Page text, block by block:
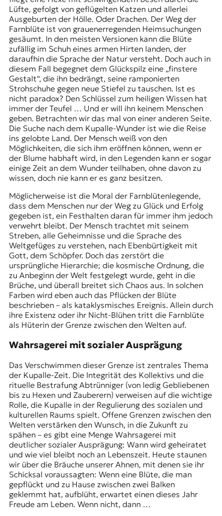
Lüfte, gefolgt von geflügelten Katzen und allerlei
Ausgeburten der Hölle. Oder Drachen. Der Weg der
Farnblüte ist von grauenerregenden Heimsuchungen
gesäumt. In den meisten Versionen kann die Blüte
zufällig im Schuh eines armen Hirten landen, der
daraufhin die Sprache der Natur versteht. Doch auch in
diesem Fall begegnet dem Glückspilz eine „finstere
Gestalt“, die ihn bedrängt, seine ramponierten
Strohschuhe gegen neue Stiefel zu tauschen. Ist es
nicht paradox? Den Schlüssel zum heiligen Wissen hat
immer der Teufel … Und er will ihn keinem Menschen
geben. Betrachten wir das mal von einer anderen Seite.
Die Suche nach dem Kupalle-Wunder ist wie die Reise
ins gelobte Land. Der Mensch weiß von den
Möglichkeiten, die sich ihm eröffnen können, wenn er
der Blume habhaft wird, in den Legenden kann er sogar
einige Zeit an dem Wunder teilhaben, ohne davon zu
wissen, doch nie kann er es ganz besitzen.
Möglicherweise ist die Moral der Farnblütenlegende,
dass dem Menschen nur der Weg zu Glück und Erfolg
gegeben ist, ein Festhalten daran für immer ihm jedoch
verwehrt bleibt. Der Mensch trachtet mit seinem
Streben, alle Geheimnisse und die Sprache des
Weltgefüges zu verstehen, nach Ebenbürtigkeit mit
Gott, dem Schöpfer. Doch das zerstört die
ursprüngliche Hierarchie; die kosmische Ordnung, die
zu Anbeginn der Welt festgelegt wurde, geht in die
Brüche, und überall breitet sich Chaos aus. In solchen
Farben wird eben auch das Pflücken der Blüte
beschrieben – als kataklysmisches Ereignis. Allein durch
ihre Existenz oder ihr Nicht-Blühen tritt die Farnblüte
als Hüterin der Grenze zwischen den Welten auf.
Wahrsagerei mit sozialer Ausprägung
Das Verschwimmen dieser Grenze ist zentrales Thema
der Kupalle-Zeit. Die Integrität des Kollektivs und die
rituelle Bestrafung Abtrünniger (von ledig Gebliebenen
bis zu Hexen und Zauberern) verweisen auf die wichtige
Rolle, die Kupalle in der Regulierung des sozialen und
kulturellen Raums spielt. Offene Grenzen zwischen den
Welten verstärken den Wunsch, in die Zukunft zu
spähen – es gibt eine Menge Wahrsagerei mit
deutlicher sozialer Ausprägung: Wann wird geheiratet
und wie viel bleibt noch an Lebenszeit. Heute staunen
wir über die Bräuche unserer Ahnen, mit denen sie ihr
Schicksal voraussagten: Wenn eine Blüte, die man
gepflückt und zu Hause zwischen zwei Balken
geklemmt hat, aufblüht, erwartet einen dieses Jahr
Freude am Leben. Wenn nicht, dann …